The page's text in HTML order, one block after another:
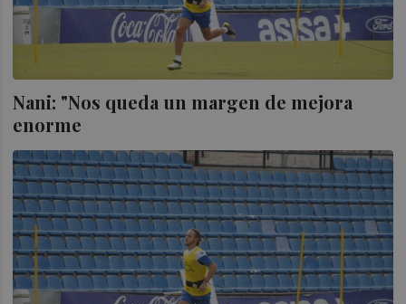
Nani: "Nos queda un margen de mejora
enorme